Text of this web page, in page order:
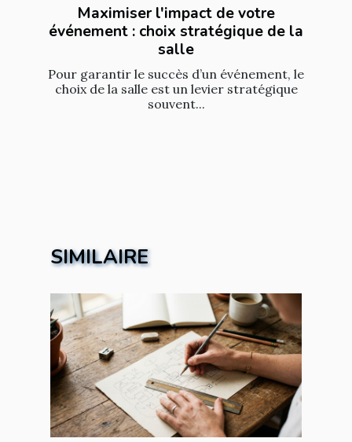
Maximiser l'impact de votre
événement : choix stratégique de la
salle
Pour garantir le succès d’un événement, le
choix de la salle est un levier stratégique
souvent...
SIMILAIRE